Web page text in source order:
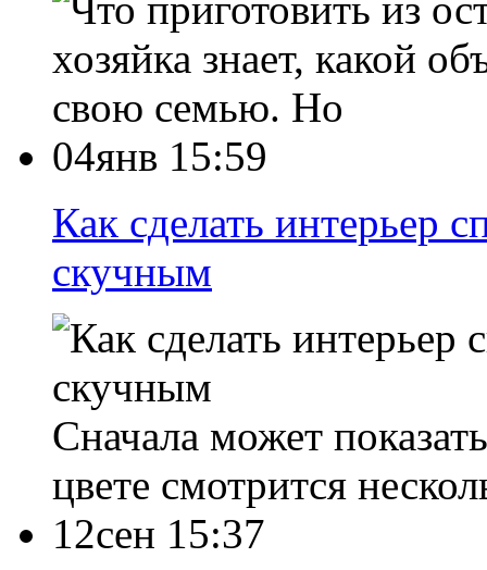
хозяйка знает, какой
свою семью. Но
04янв 15:59
Как сделать интерьер
скучным
Сначала может
цвете смотрится
12сен 15:37